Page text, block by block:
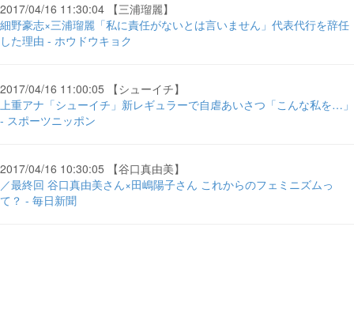
2017/04/16 11:30:04 【三浦瑠麗】
細野豪志×三浦瑠麗「私に責任がないとは言いません」代表代行を辞任
した理由 - ホウドウキョク
2017/04/16 11:00:05 【シューイチ】
上重アナ「シューイチ」新レギュラーで自虐あいさつ「こんな私を…」
- スポーツニッポン
2017/04/16 10:30:05 【谷口真由美】
／最終回 谷口真由美さん×田嶋陽子さん これからのフェミニズムっ
て？ - 毎日新聞